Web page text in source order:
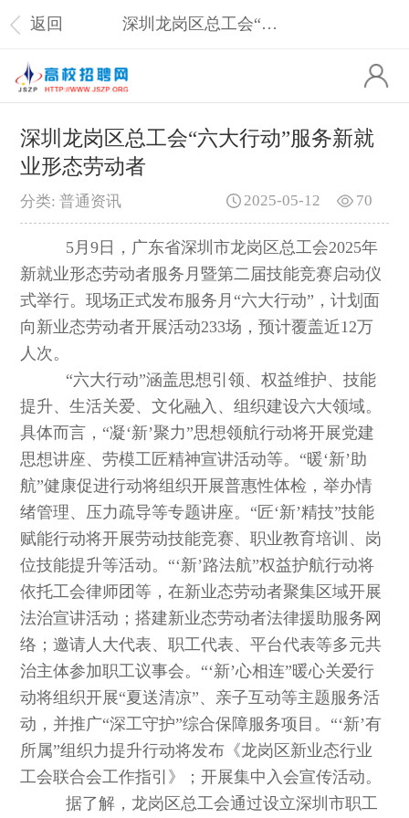
返回 深圳龙岗区总工会“六大行动”服务新就业形态劳动者
深圳龙岗区总工会“六大行动”服务新就
业形态劳动者
分类: 普通资讯 70
2025-05-12
5月9日，广东省深圳市龙岗区总工会2025年
新就业形态劳动者服务月暨第二届技能竞赛启动仪
式举行。现场正式发布服务月“六大行动”，计划面
向新业态劳动者开展活动233场，预计覆盖近12万
人次。
“六大行动”涵盖思想引领、权益维护、技能
提升、生活关爱、文化融入、组织建设六大领域。
具体而言，“凝‘新’聚力”思想领航行动将开展党建
思想讲座、劳模工匠精神宣讲活动等。“暖‘新’助
航”健康促进行动将组织开展普惠性体检，举办情
绪管理、压力疏导等专题讲座。“匠‘新’精技”技能
赋能行动将开展劳动技能竞赛、职业教育培训、岗
位技能提升等活动。“‘新’路法航”权益护航行动将
依托工会律师团等，在新业态劳动者聚集区域开展
法治宣讲活动；搭建新业态劳动者法律援助服务网
络；邀请人大代表、职工代表、平台代表等多元共
治主体参加职工议事会。“‘新’心相连”暖心关爱行
动将组织开展“夏送清凉”、亲子互动等主题服务活
动，并推广“深工守护”综合保障服务项目。“‘新’有
所属”组织力提升行动将发布《龙岗区新业态行业
工会联合会工作指引》；开展集中入会宣传活动。
据了解，龙岗区总工会通过设立深圳市职工